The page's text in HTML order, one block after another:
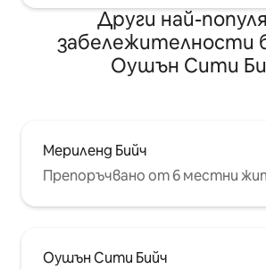
Други най-
забележителности
Оушън Сити
Мериленд Бийч
Препоръчвано от 6 местни
Оушън Сити Бийч